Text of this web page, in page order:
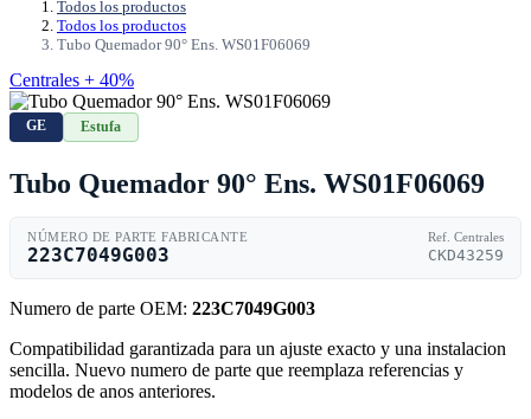
Todos los productos
Todos los productos
Tubo Quemador 90° Ens. WS01F06069
Centrales + 40%
GE Estufa
Tubo Quemador 90° Ens. WS01F06069
NÚMERO DE PARTE FABRICANTE
223C7049G003
Ref. Centrales
CKD43259
Numero de parte OEM: 223C7049G003
Compatibilidad garantizada para un ajuste exacto y una instalacion
sencilla. Nuevo numero de parte que reemplaza referencias y
modelos de anos anteriores.